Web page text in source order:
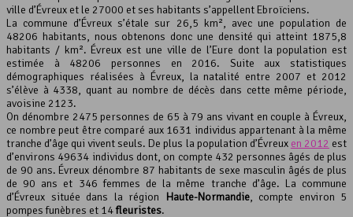
Leaflet, ©OpenStreetMapcontributeurs
ville d’Évreux et le 27000 et ses habitants s’appellent Ebroïciens.
La commune d’Évreux s’étale sur 26,5 km², avec une population de
48206 habitants, nous obtenons donc une densité qui atteint 1875,8
habitants / km². Évreux est une ville de l’Eure dont la population est
estimée à 48206 personnes en 2016. Suite aux statistiques
démographiques réalisées à Évreux, la natalité entre 2007 et 2012
s’élève à 4338, quant au nombre de décès dans cette même période,
avoisine 2123.
On dénombre 2475 personnes de 65 à 79 ans vivant en couple à Évreux,
ce nombre peut être comparé aux 1631 individus appartenant à la même
tranche d’âge qui vivent seuls. De plus la population d’Évreux en 2012 est
d’environs 49634 individus dont, on compte 432 personnes âgés de plus
de 90 ans. Évreux dénombre 87 habitants de sexe masculin âgés de plus
de 90 ans et 346 femmes de la même tranche d’âge. La commune
d’Évreux située dans la région
Haute-Normandie, compte environ 5
pompes funèbres et 14fleuristes.